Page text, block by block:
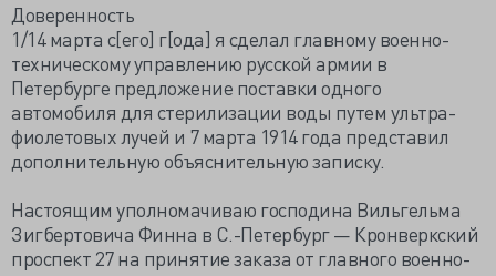
Доверенность
1/14 марта с[его] г[ода] я сделал главному военно-
техническому управлению русской армии в
Петербурге предложение поставки одного
автомобиля для стерилизации воды путем ультра-
фиолетовых лучей и 7 марта 1914 года представил
дополнительную объяснительную записку.
Настоящим уполномачиваю господина Вильгельма
Зигбертовича Финна в С.-Петербург — Кронверкский
проспект 27 на принятие заказа от главного военно-